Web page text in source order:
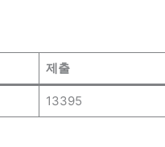
제출
13395